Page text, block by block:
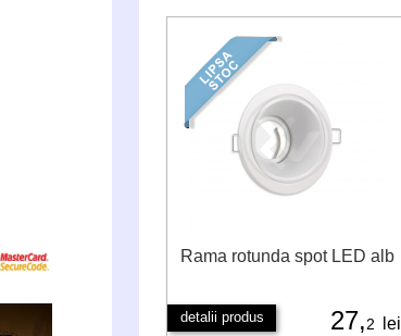
Rama rotunda spot LED alb
detalii produs 27,2 lei